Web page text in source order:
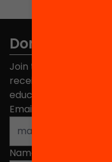
Don't miss
Join the more than
receive news about
educational change in
Email address
Name